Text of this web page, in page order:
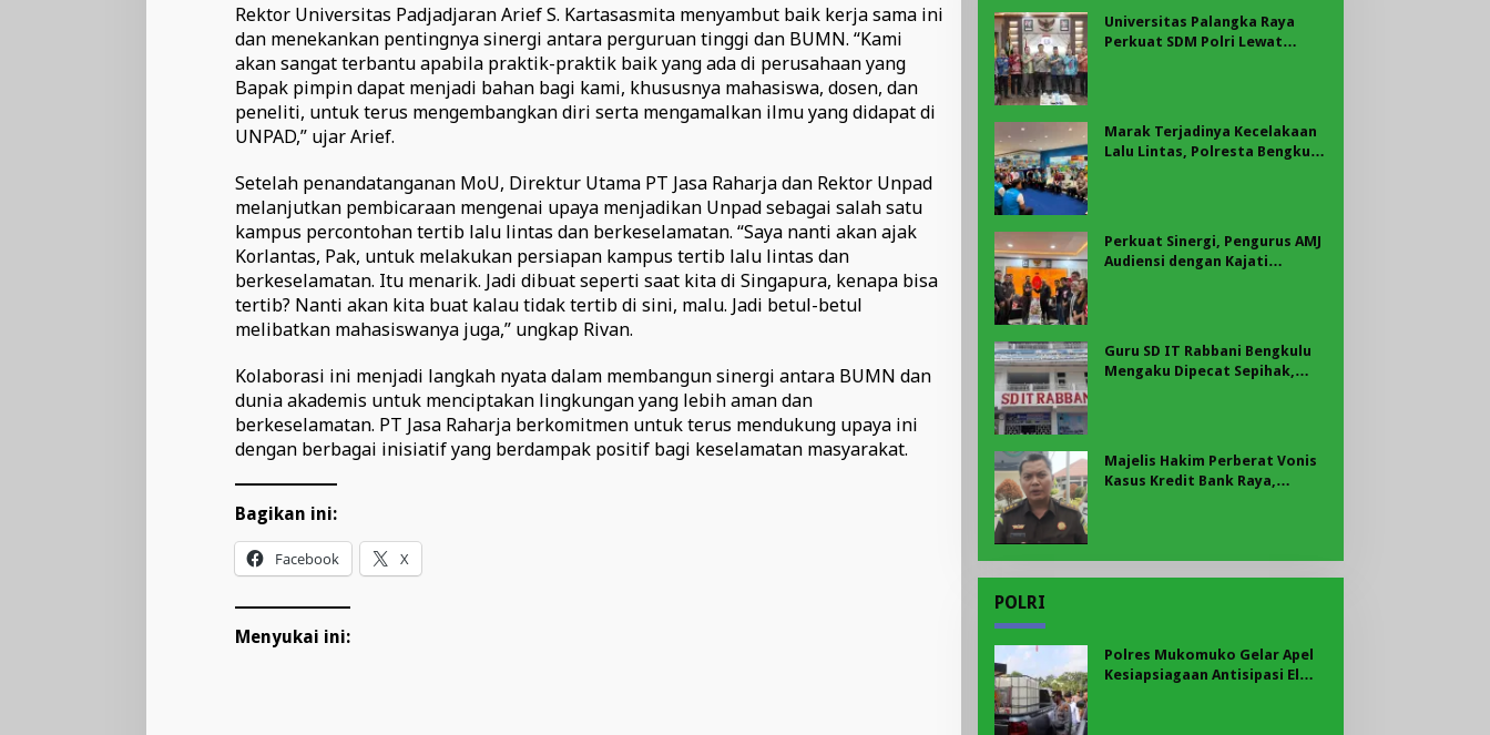
Rektor Universitas Padjadjaran Arief S. Kartasasmita menyambut baik kerja sama ini
dan menekankan pentingnya sinergi antara perguruan tinggi dan BUMN. “Kami
akan sangat terbantu apabila praktik-praktik baik yang ada di perusahaan yang
Bapak pimpin dapat menjadi bahan bagi kami, khususnya mahasiswa, dosen, dan
peneliti, untuk terus mengembangkan diri serta mengamalkan ilmu yang didapat di
UNPAD,” ujar Arief.
Setelah penandatanganan MoU, Direktur Utama PT Jasa Raharja dan Rektor Unpad
melanjutkan pembicaraan mengenai upaya menjadikan Unpad sebagai salah satu
kampus percontohan tertib lalu lintas dan berkeselamatan. “Saya nanti akan ajak
Korlantas, Pak, untuk melakukan persiapan kampus tertib lalu lintas dan
berkeselamatan. Itu menarik. Jadi dibuat seperti saat kita di Singapura, kenapa bisa
tertib? Nanti akan kita buat kalau tidak tertib di sini, malu. Jadi betul-betul
melibatkan mahasiswanya juga,” ungkap Rivan.
Kolaborasi ini menjadi langkah nyata dalam membangun sinergi antara BUMN dan
dunia akademis untuk menciptakan lingkungan yang lebih aman dan
berkeselamatan. PT Jasa Raharja berkomitmen untuk terus mendukung upaya ini
dengan berbagai inisiatif yang berdampak positif bagi keselamatan masyarakat.
Bagikan ini:
Facebook X
Menyukai ini:
Universitas Palangka Raya
Perkuat SDM Polri Lewat
Marak Terjadinya Kecelakaan
Lalu Lintas, Polresta Bengkulu
Perkuat Sinergi, Pengurus AMJ
Audiensi dengan Kajati
Guru SD IT Rabbani Bengkulu
Mengaku Dipecat Sepihak,
Majelis Hakim Perberat Vonis
Kasus Kredit Bank Raya,
POLRI
Polres Mukomuko Gelar Apel
Kesiapsiagaan Antisipasi El